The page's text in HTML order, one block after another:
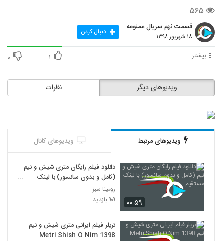
۵۶۵
قسمت نهم سریال ممنوعه
۱۸ شهریور ۱۳۹۸ دنبال کردن
بیشتر ۱ ۰
نظرات ویدیوهای دیگر
ویدیوهای مرتبط ویدیوهای کانال
۰۰:۵۹
دانلود فیلم رایگان متری شیش و نیم
(کامل و بدون سانسور) با لینک
مستقیم
رومینا سبز
۹۰۹ بازدید
تریلر فیلم ایرانی متری شیش و نیم
Metri Shish O Nim 1398